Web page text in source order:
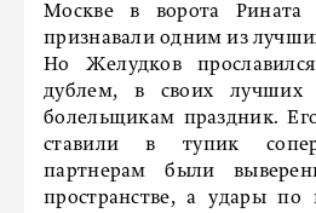
Москве в ворота Рината
признавали одним из
Но Желудков
дублем, в своих лучших
болельщикам праздник.
ставили в тупик
партнерам были
пространстве, а удары по